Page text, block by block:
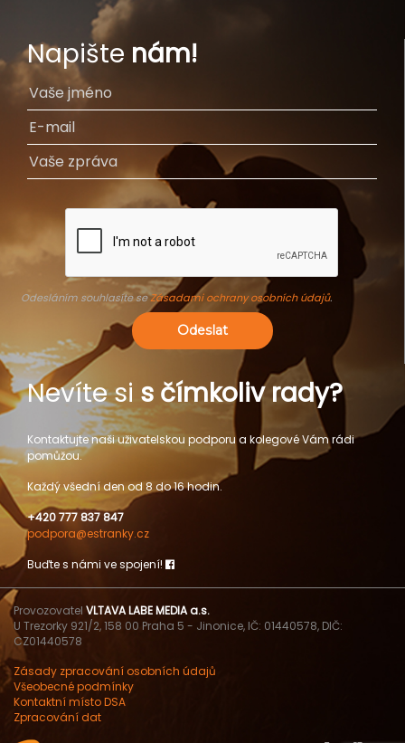
Napište nám!
Odesláním souhlasíte seZásadami ochrany osobních údajů.
Odeslat
Nevíte si s čímkoliv rady?
Kontaktujte naši uživatelskou podporu a kolegové Vám rádi
pomůžou.
Každý všední den od 8 do 16 hodin.
+420 777 837 847
podpora@estranky.cz
Buďte s námi ve spojení!
Provozovatel VLTAVA LABE MEDIA a.s.
U Trezorky 921/2, 158 00 Praha 5 - Jinonice, IČ: 01440578, DIČ:
CZ01440578
Zásady zpracování osobních údajů
Všeobecné podmínky
Kontaktní místo DSA
Zpracování dat